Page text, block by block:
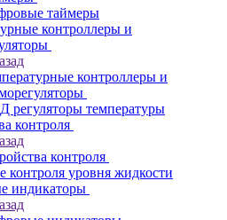
таймеры
контроллеры и
контроллеры и
регуляторы температуры
контроля
контроля
контроля уровня жидкости
индикаторы